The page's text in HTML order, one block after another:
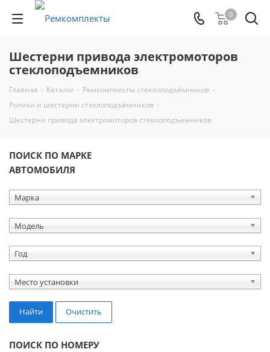
0
Шестерни привода электромоторов
стеклоподъемников
Главная - Каталог - Ремкомплекты стеклоподъёмников -
Ролики и шестерни стеклоподъёмников -
Шестерни привода электромоторов стеклоподъемников
ПОИСК ПО МАРКЕ
АВТОМОБИЛЯ
Марка
Модель
Год
Место установки
Найти Очистить
ПОИСК ПО НОМЕРУ